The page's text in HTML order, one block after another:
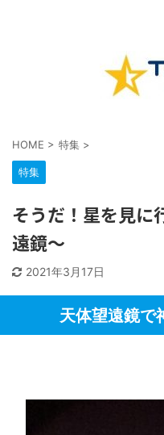
HOME > 特集 >
特集
そうだ！星を見に
遠鏡～
2021年3月17日
天体望遠鏡で